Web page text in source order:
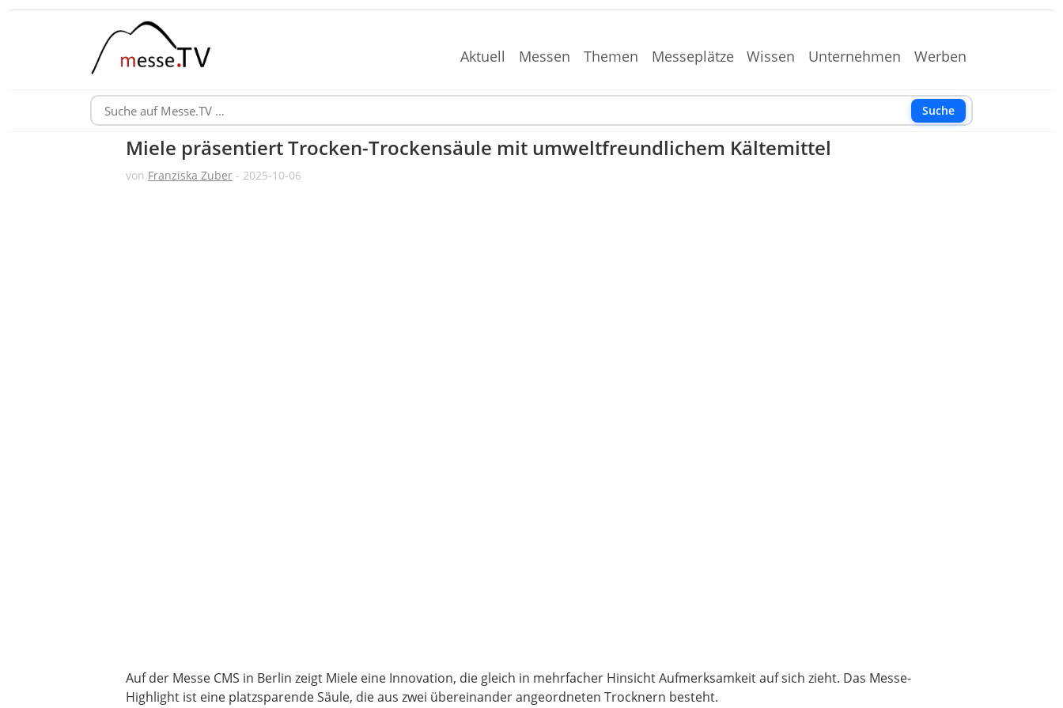
Aktuell Messen Themen Messeplätze Wissen Unternehmen Werben
Suche
Miele präsentiert Trocken-Trockensäule mit umweltfreundlichem Kältemittel
von Franziska Zuber - 2025-10-06
Auf der Messe CMS in Berlin zeigt Miele eine Innovation, die gleich in mehrfacher Hinsicht Aufmerksamkeit auf sich zieht. Das Messe-
Highlight ist eine platzsparende Säule, die aus zwei übereinander angeordneten Trocknern besteht.